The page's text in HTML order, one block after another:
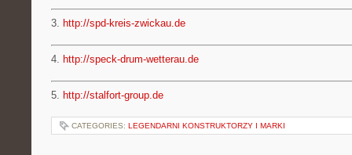
3. http://spd-kreis-zwickau.de
4. http://speck-drum-wetterau.de
5. http://stalfort-group.de
CATEGORIES: LEGENDARNI KONSTRUKTORZY I MARKI